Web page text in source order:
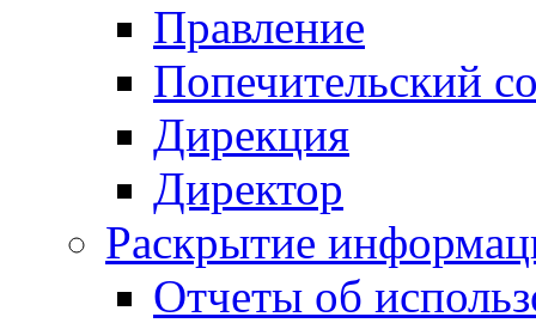
Правление
Попечительский
Дирекция
Директор
Раскрытие
Отчеты об